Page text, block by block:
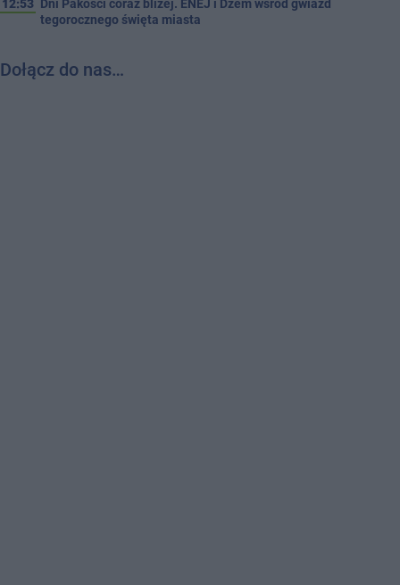
12:53
Dni Pakości coraz bliżej. ENEJ i Dżem wśród gwiazd
tegorocznego święta miasta
Dołącz do nas…